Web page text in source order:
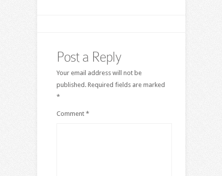
Post a Reply
Your email address will not be
published. Required fields are marked
*
Comment *